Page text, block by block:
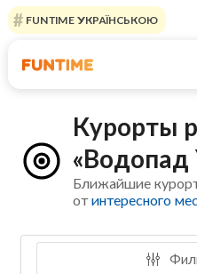
FUNTIME УКРАЇНСЬКОЮ
Курорты
«Водопад
Ближайшие
отинтересного